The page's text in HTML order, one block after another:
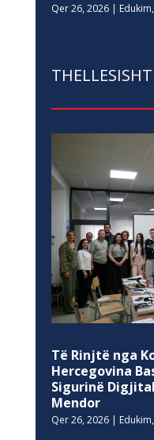
Qer 26, 2026| Edukim,
THELLESISHT
Të Rinjtë nga
Hercegovina
Sigurinë
Mendor
Qer 26, 2026| Edukim,